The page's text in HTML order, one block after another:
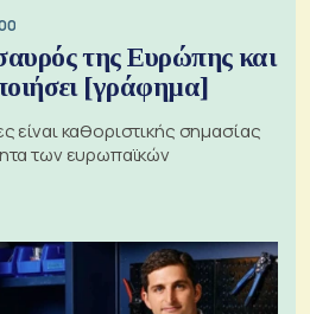
της Ευρώπης και
[γράφημα]
είναι καθοριστικής σημασίας
των ευρωπαϊκών